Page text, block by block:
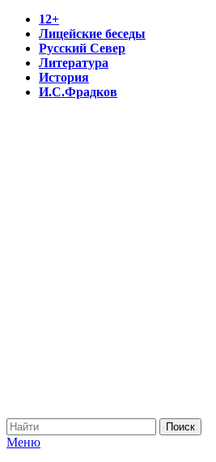
12+
Лицейские беседы
Русский Север
Литература
История
И.С.Фрадков
Меню